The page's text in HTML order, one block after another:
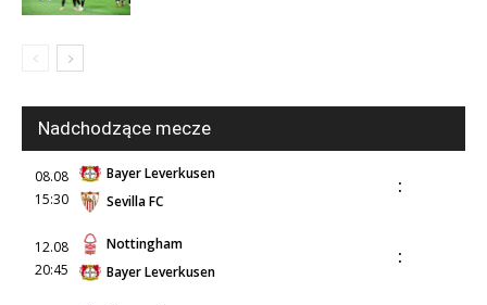
Nadchodzące mecze
08.08
15:30
Bayer Leverkusen
Sevilla FC
:
12.08
20:45
Nottingham
Bayer Leverkusen
: